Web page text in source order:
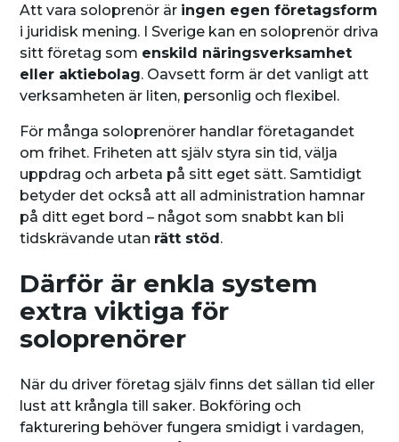
Att vara soloprenör är ingen egen företagsform
i juridisk mening. I Sverige kan en soloprenör driva
sitt företag som enskild näringsverksamhet
eller aktiebolag. Oavsett form är det vanligt att
verksamheten är liten, personlig och flexibel.
För många soloprenörer handlar företagandet
om frihet. Friheten att själv styra sin tid, välja
uppdrag och arbeta på sitt eget sätt. Samtidigt
betyder det också att all administration hamnar
på ditt eget bord – något som snabbt kan bli
tidskrävande utan rätt stöd.
Därför är enkla system
extra viktiga för
soloprenörer
När du driver företag själv finns det sällan tid eller
lust att krångla till saker. Bokföring och
fakturering behöver fungera smidigt i vardagen,